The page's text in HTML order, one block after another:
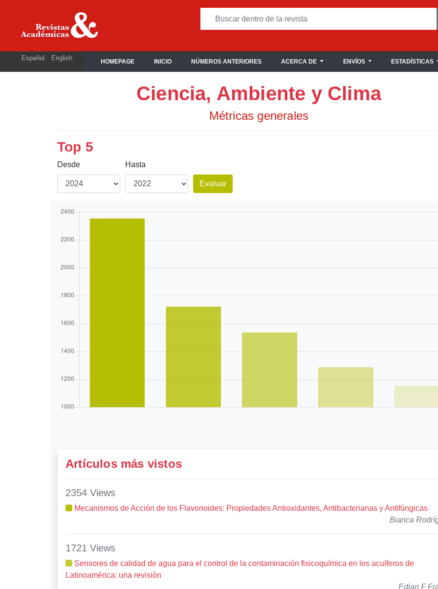
Español English HOMEPAGE INICIO NÚMEROS ANTERIORES ACERCA DE ENVÍOS ESTADÍSTICAS
Ciencia, Ambiente y Clima
Métricas generales
Top 5
Desde Hasta
Evaluar
Artículos más vistos
2354 Views
Mecanismos de Acción de los Flavonoides: Propiedades Antioxidantes, Antibacterianas y Antifúngicas
Bianca
1721 Views
Sensores de calidad de agua para el control de la contaminación fisicoquímica en los acuíferos de
Latinoamérica: una revisión
Edian F